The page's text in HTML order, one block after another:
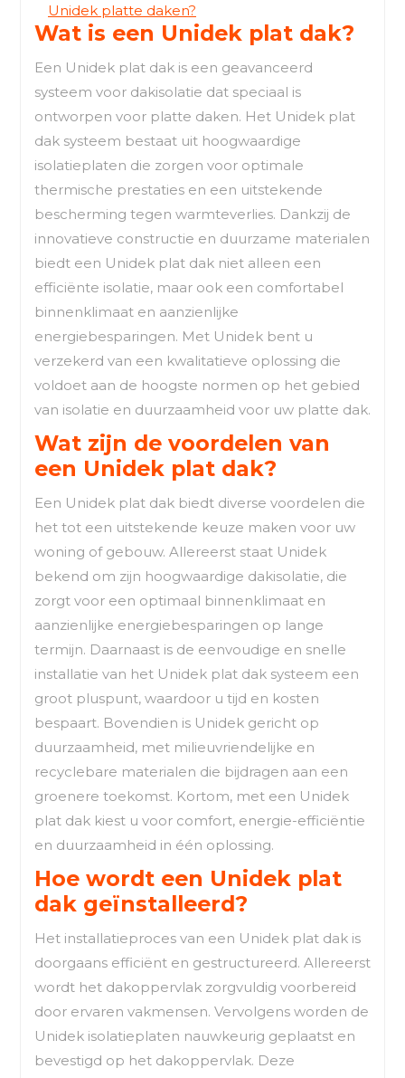
Unidek platte daken?
Wat is een Unidek plat dak?
Een Unidek plat dak is een geavanceerd
systeem voor dakisolatie dat speciaal is
ontworpen voor platte daken. Het Unidek plat
dak systeem bestaat uit hoogwaardige
isolatieplaten die zorgen voor optimale
thermische prestaties en een uitstekende
bescherming tegen warmteverlies. Dankzij de
innovatieve constructie en duurzame materialen
biedt een Unidek plat dak niet alleen een
efficiënte isolatie, maar ook een comfortabel
binnenklimaat en aanzienlijke
energiebesparingen. Met Unidek bent u
verzekerd van een kwalitatieve oplossing die
voldoet aan de hoogste normen op het gebied
van isolatie en duurzaamheid voor uw platte dak.
Wat zijn de voordelen van
een Unidek plat dak?
Een Unidek plat dak biedt diverse voordelen die
het tot een uitstekende keuze maken voor uw
woning of gebouw. Allereerst staat Unidek
bekend om zijn hoogwaardige dakisolatie, die
zorgt voor een optimaal binnenklimaat en
aanzienlijke energiebesparingen op lange
termijn. Daarnaast is de eenvoudige en snelle
installatie van het Unidek plat dak systeem een
groot pluspunt, waardoor u tijd en kosten
bespaart. Bovendien is Unidek gericht op
duurzaamheid, met milieuvriendelijke en
recyclebare materialen die bijdragen aan een
groenere toekomst. Kortom, met een Unidek
plat dak kiest u voor comfort, energie-efficiëntie
en duurzaamheid in één oplossing.
Hoe wordt een Unidek plat
dak geïnstalleerd?
Het installatieproces van een Unidek plat dak is
doorgaans efficiënt en gestructureerd. Allereerst
wordt het dakoppervlak zorgvuldig voorbereid
door ervaren vakmensen. Vervolgens worden de
Unidek isolatieplaten nauwkeurig geplaatst en
bevestigd op het dakoppervlak. Deze